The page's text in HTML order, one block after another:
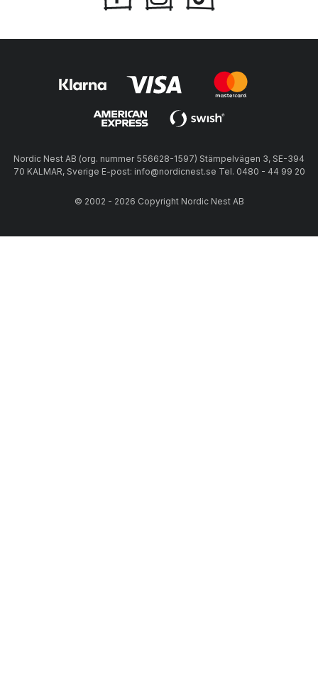
Nordic Nest AB (org. nummer 556628-1597) Stämpelvägen 3, SE-394
70 KALMAR, Sverige E-post: info@nordicnest.se Tel. 0480 - 44 99 20
© 2002 - 2026 Copyright Nordic Nest AB